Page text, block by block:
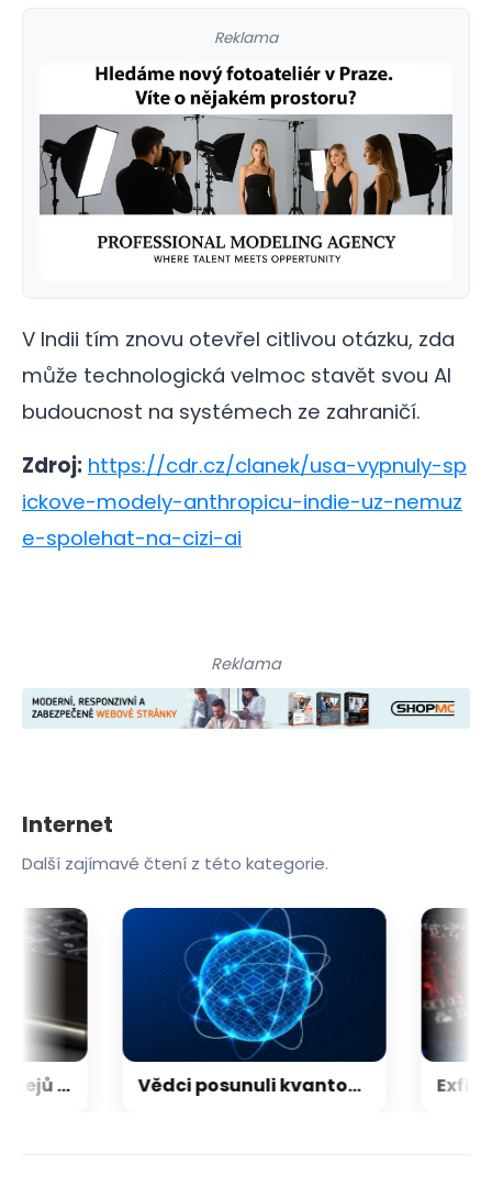
Reklama
V Indii tím znovu otevřel citlivou otázku, zda
může technologická velmoc stavět svou AI
budoucnost na systémech ze zahraničí.
Zdroj: https://cdr.cz/clanek/usa-vypnuly-sp
ickove-modely-anthropicu-indie-uz-nemuz
e-spolehat-na-cizi-ai
Reklama
Internet
Další zajímavé čtení z této kategorie.
Rozpoznávání obličejů v iPhonu může Apple přijít extrémně draho Vědci posunuli kvantový internet. Propojili ho s běžným internetem